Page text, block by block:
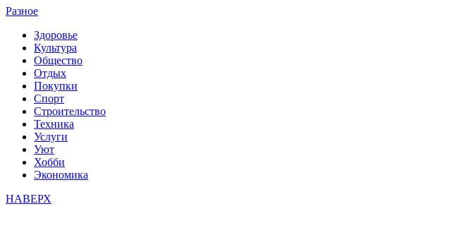
Разное
Здоровье
Культура
Общество
Отдых
Покупки
Спорт
Строительство
Техника
Услуги
Уют
Хобби
Экономика
НАВЕРХ